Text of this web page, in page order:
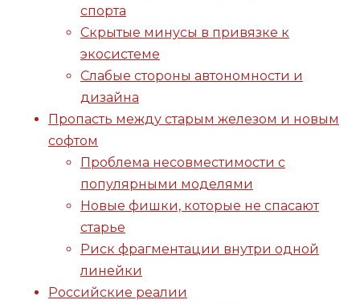
спорта
Скрытые минусы в привязке к
экосистеме
Слабые стороны автономности и
дизайна
Пропасть между старым железом и новым
софтом
Проблема несовместимости с
популярными моделями
Новые фишки, которые не спасают
старье
Риск фрагментации внутри одной
линейки
Российские реалии